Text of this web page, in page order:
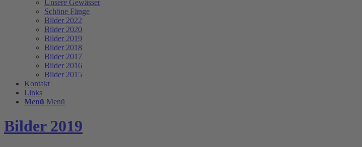
Unsere Gewässer
Schöne Fänge
Bilder 2022
Bilder 2020
Bilder 2019
Bilder 2018
Bilder 2017
Bilder 2016
Bilder 2015
Kontakt
Links
Menü Menü
Bilder 2019